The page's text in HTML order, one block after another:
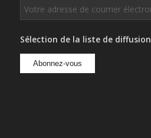
Sélection de la liste de diffusion